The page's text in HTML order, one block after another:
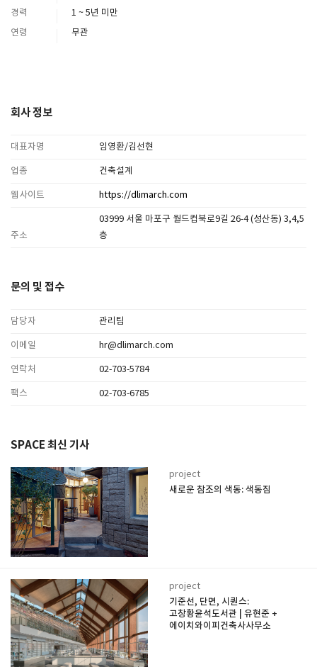
경력
1 ~ 5년 미만
연령
무관
회사 정보
대표자명 임영환/김선현
업종 건축설계
웹사이트 https://dlimarch.com
주소
03999 서울 마포구 월드컵북로9길 26-4 (성산동) 3,4,5
층
문의 및 접수
담당자 관리팀
이메일 hr@dlimarch.com
연락처 02-703-5784
팩스 02-703-6785
SPACE 최신 기사
project
새로운 참조의 색동: 색동집
project
기준선, 단면, 시퀀스:
고창황윤석도서관 | 유현준 +
에이치와이피건축사사무소